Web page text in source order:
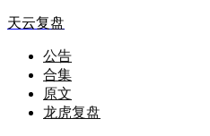
天云复盘
公告
合集
原文
龙虎复盘